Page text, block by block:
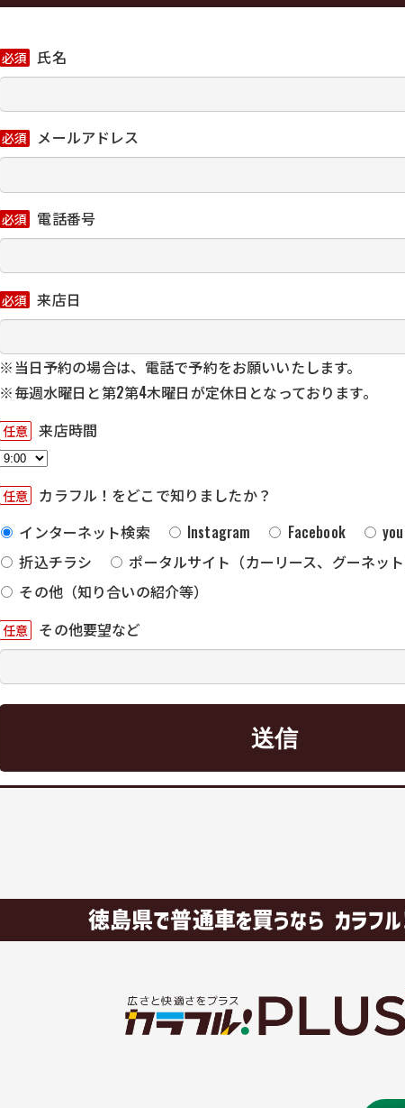
必須 氏名
必須 メールアドレス
必須 電話番号
必須 来店日
※当日予約の場合は、電話で予約をお願いいたします。
※毎週水曜日と第2第4木曜日が定休日となっております。
任意 来店時間
任意
カラフル！をどこで知りましたか？
インターネット検索
Instagram Facebook
折込チラシ
ポータルサイト（カーリース、グーネット
その他（知り合いの紹介等）
任意 その他要望など
徳島県で普通車を買うなら カラフル